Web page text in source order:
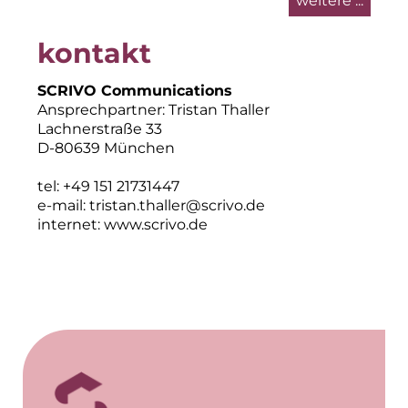
kontakt
SCRIVO Communications
Ansprechpartner: Tristan Thaller
Lachnerstraße 33
D-80639 München
tel: +49 151 21731447
e-mail: tristan.thaller@scrivo.de
internet: www.scrivo.de